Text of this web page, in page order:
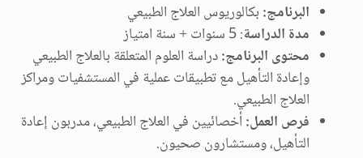
البرنامج: بكالوريوس العلاج الطبيعي
مدة الدراسة: 5 سنوات + سنة امتياز
محتوى البرنامج:دراسة العلوم المتعلقة بالعلاج الطبيعي
وإعادة التأهيل مع تطبيقات عملية في المستشفيات ومراكز
العلاج الطبيعي.
فرص العمل: أخصائيين في العلاج الطبيعي، مدربون إعادة
التأهيل، ومستشارون صحيون.